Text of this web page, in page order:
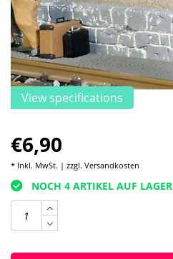
View specifications
€6,90
* Inkl. MwSt. | zzgl. Versandkosten
NOCH 4 ARTIKEL AUF LAGER